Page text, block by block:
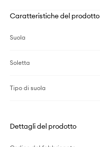
Caratteristiche del prodotto
Suola
Soletta
Tipo di suola
Dettagli del prodotto